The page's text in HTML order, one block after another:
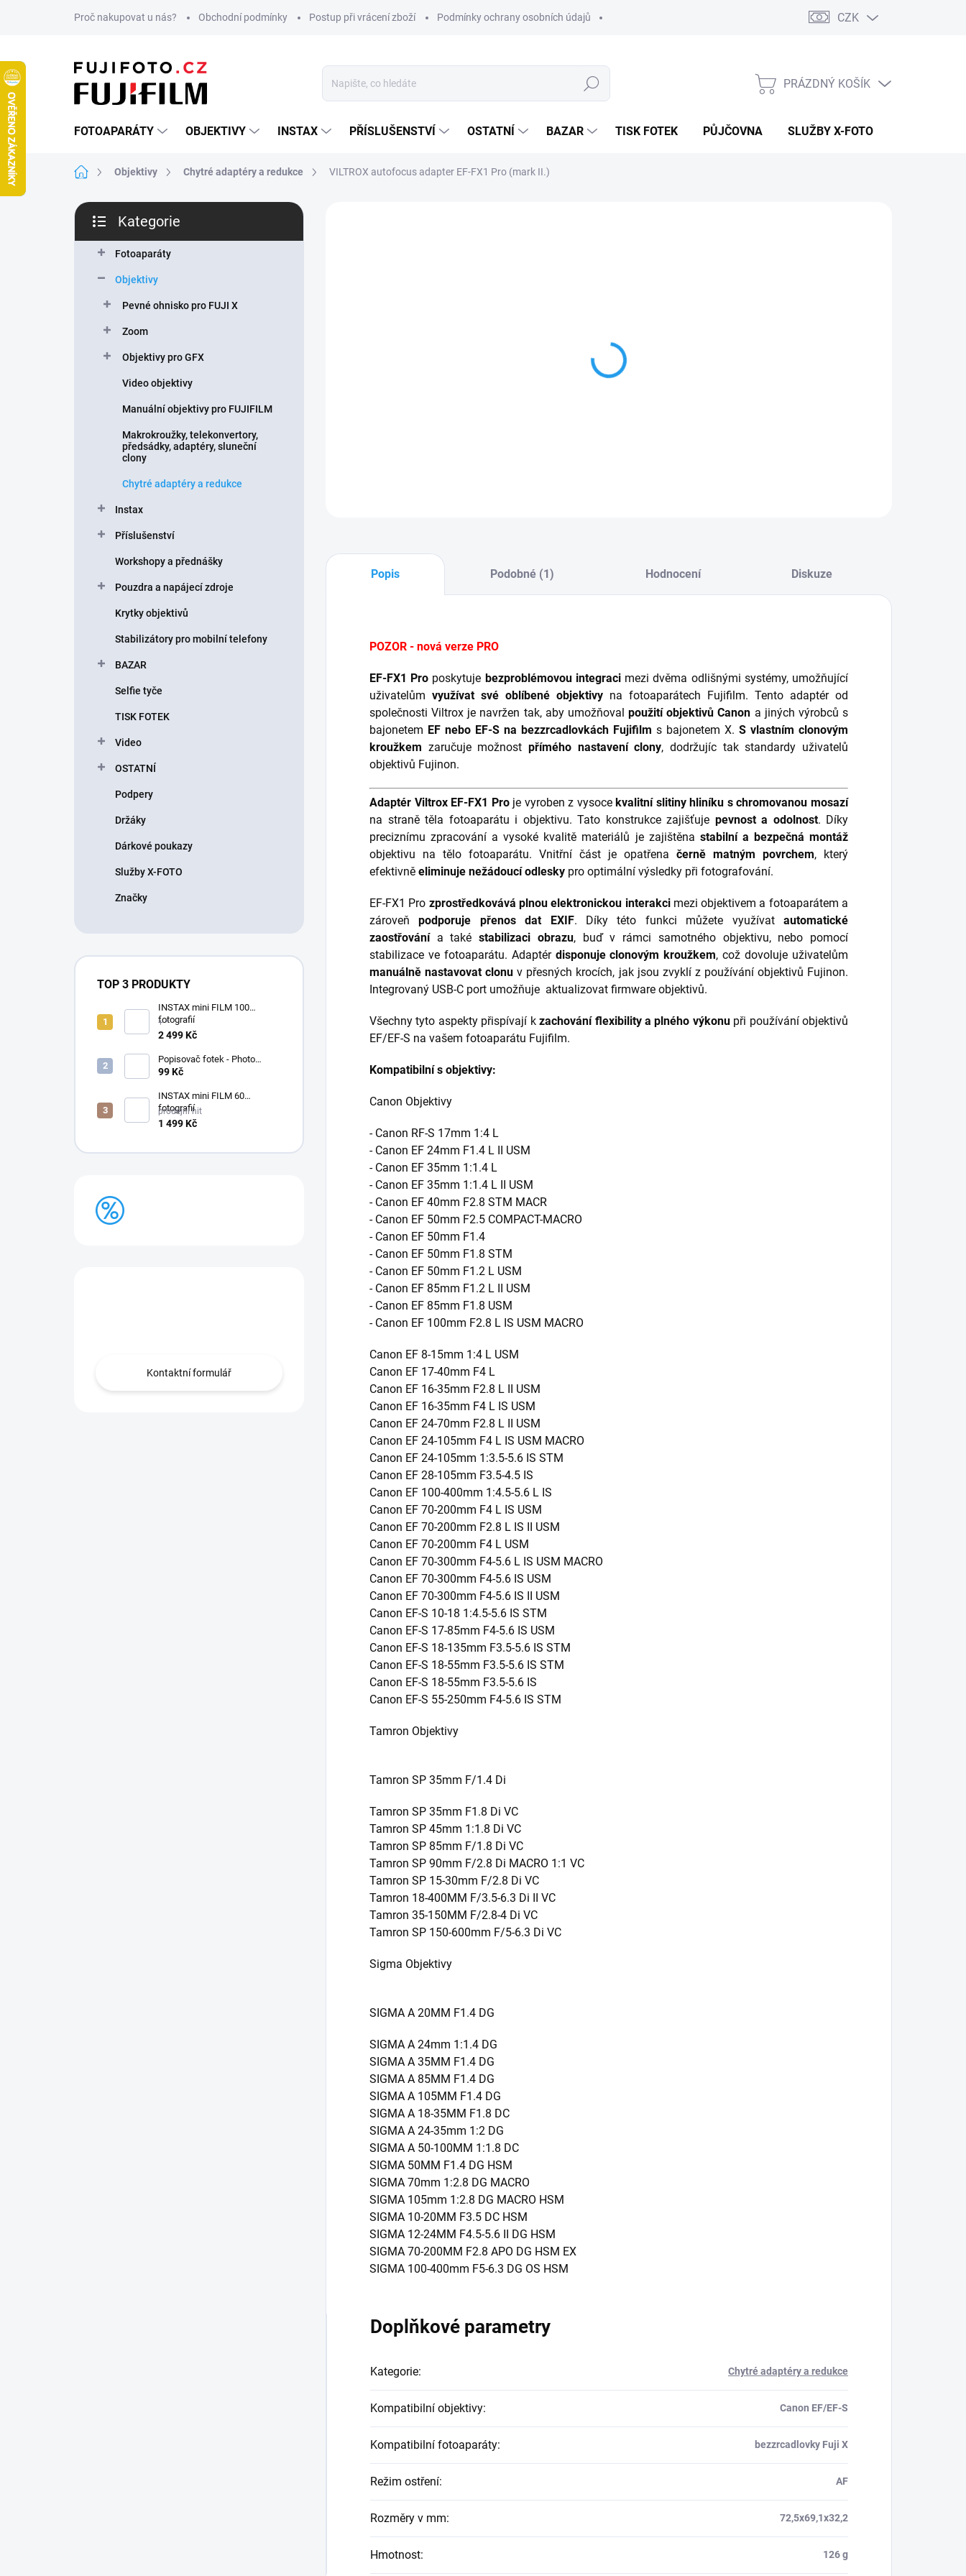
Proč nakupovat u nás? Obchodní podmínky Postup při vrácení zboží Podmínky ochrany osobních údajů CZK
Hledat
NÁKUPNÍ
PRÁZDNÝ KOŠÍK
FOTOAPARÁTY OBJEKTIVY INSTAX PŘÍSLUŠENSTVÍ OSTATNÍ BAZAR TISK FOTEK PŮJČOVNA SLUŽBY X-FOTO
Domů Objektivy Chytré adaptéry a redukce VILTROX autofocus adapter EF-FX1 Pro (mark II.)
P
s
kategorie
Kategorie
Fotoaparáty
Objektivy
Pevné ohnisko pro FUJI X
Zoom
Objektivy pro GFX
Video objektivy
Manuální objektivy pro FUJIFILM
Makrokroužky, telekonvertory,
předsádky, adaptéry, sluneční
clony
Chytré adaptéry a redukce
Instax
Příslušenství
Workshopy a přednášky
Pouzdra a napájecí zdroje
Krytky objektivů
Stabilizátory pro mobilní telefony
BAZAR
Selfie tyče
TISK FOTEK
Video
OSTATNÍ
Podpery
Držáky
Dárkové poukazy
Služby X-FOTO
Značky
TOP 3 PRODUKTY
INSTAX mini FILM 100
fotografií
+ *
2 499 Kč
Popisovač fotek - Photo
Signature (made in Japan)
99 Kč
INSTAX mini FILM 60
fotografií
prodejní hit
1 499 Kč
Kontaktní formulář
Popis Podobné (1) Hodnocení Diskuze
POZOR - nová verze PRO
EF-FX1 Pro poskytuje bezproblémovou integracimezi dvěma odlišnými systémy, umožňující
uživatelům využívat své oblíbené objektivy na fotoaparátech Fujifilm. Tento adaptér od
společnosti Viltrox je navržen tak, aby umožňovalpoužití objektivů Canon a jiných výrobců s
bajonetem EF nebo EF-S na bezzrcadlovkách Fujifilm s bajonetem X. S vlastním clonovým
kroužkem zaručuje možnost přímého nastavení clony, dodržujíc tak standardy uživatelů
objektivů Fujinon.
Adaptér Viltrox EF-FX1 Proje vyroben z vysocekvalitní slitiny hliníku s chromovanou mosazí
na straně těla fotoaparátu i objektivu. Tato konstrukce zajišťuje pevnost a odolnost. Díky
preciznímu zpracování a vysoké kvalitě materiálů je zajištěna stabilní a bezpečná montáž
objektivu na tělo fotoaparátu. Vnitřní část je opatřena černě matným povrchem, který
efektivně eliminuje nežádoucí odlesky pro optimální výsledky při fotografování.
EF-FX1 Pro zprostředkovává plnou elektronickou interakcimezi objektivem a fotoaparátem a
zároveňpodporuje přenos dat EXIF. Díky této funkci můžete využívatautomatické
zaostřovánía takéstabilizaci obrazu, buď v rámci samotného objektivu, nebo pomocí
stabilizace ve fotoaparátu. Adaptér disponuje clonovým kroužkem, což dovoluje uživatelům
manuálně nastavovat clonu v přesných krocích, jak jsou zvyklí z používání objektivů Fujinon.
Integrovaný USB-C port umožňuje aktualizovat firmware objektivů.
Všechny tyto aspekty přispívají kzachování flexibility a plného výkonupři používání objektivů
EF/EF-S na vašem fotoaparátu Fujifilm.
Kompatibilní s objektivy:
Canon Objektivy
- Canon RF-S 17mm 1:4 L
- Canon EF 24mm F1.4 L II USM
- Canon EF 35mm 1:1.4 L
- Canon EF 35mm 1:1.4 L II USM
- Canon EF 40mm F2.8 STM MACR
- Canon EF 50mm F2.5 COMPACT-MACRO
- Canon EF 50mm F1.4
- Canon EF 50mm F1.8 STM
- Canon EF 50mm F1.2 L USM
- Canon EF 85mm F1.2 L II USM
- Canon EF 85mm F1.8 USM
- Canon EF 100mm F2.8 L IS USM MACRO
Canon EF 8-15mm 1:4 L USM
Canon EF 17-40mm F4 L
Canon EF 16-35mm F2.8 L II USM
Canon EF 16-35mm F4 L IS USM
Canon EF 24-70mm F2.8 L II USM
Canon EF 24-105mm F4 L IS USM MACRO
Canon EF 24-105mm 1:3.5-5.6 IS STM
Canon EF 28-105mm F3.5-4.5 IS
Canon EF 100-400mm 1:4.5-5.6 L IS
Canon EF 70-200mm F4 L IS USM
Canon EF 70-200mm F2.8 L IS II USM
Canon EF 70-200mm F4 L USM
Canon EF 70-300mm F4-5.6 L IS USM MACRO
Canon EF 70-300mm F4-5.6 IS USM
Canon EF 70-300mm F4-5.6 IS II USM
Canon EF-S 10-18 1:4.5-5.6 IS STM
Canon EF-S 17-85mm F4-5.6 IS USM
Canon EF-S 18-135mm F3.5-5.6 IS STM
Canon EF-S 18-55mm F3.5-5.6 IS STM
Canon EF-S 18-55mm F3.5-5.6 IS
Canon EF-S 55-250mm F4-5.6 IS STM
Tamron Objektivy
Tamron SP 35mm F/1.4 Di
Tamron SP 35mm F1.8 Di VC
Tamron SP 45mm 1:1.8 Di VC
Tamron SP 85mm F/1.8 Di VC
Tamron SP 90mm F/2.8 Di MACRO 1:1 VC
Tamron SP 15-30mm F/2.8 Di VC
Tamron 18-400MM F/3.5-6.3 Di II VC
Tamron 35-150MM F/2.8-4 Di VC
Tamron SP 150-600mm F/5-6.3 Di VC
Sigma Objektivy
SIGMA A 20MM F1.4 DG
SIGMA A 24mm 1:1.4 DG
SIGMA A 35MM F1.4 DG
SIGMA A 85MM F1.4 DG
SIGMA A 105MM F1.4 DG
SIGMA A 18-35MM F1.8 DC
SIGMA A 24-35mm 1:2 DG
SIGMA A 50-100MM 1:1.8 DC
SIGMA 50MM F1.4 DG HSM
SIGMA 70mm 1:2.8 DG MACRO
SIGMA 105mm 1:2.8 DG MACRO HSM
SIGMA 10-20MM F3.5 DC HSM
SIGMA 12-24MM F4.5-5.6 II DG HSM
SIGMA 70-200MM F2.8 APO DG HSM EX
SIGMA 100-400mm F5-6.3 DG OS HSM
Doplňkové parametry
Kategorie: Chytré adaptéry a redukce
Kompatibilní objektivy: Canon EF/EF-S
Kompatibilní fotoaparáty: bezzrcadlovky Fuji X
Režim ostření: AF
Rozměry v mm: 72,5x69,1x32,2
Hmotnost: 126 g